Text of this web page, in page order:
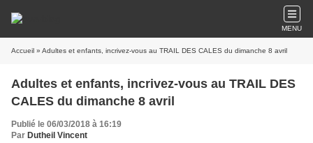
MENU
Accueil » Adultes et enfants, incrivez-vous au TRAIL DES CALES du dimanche 8 avril
Adultes et enfants, incrivez-vous au TRAIL DES
CALES du dimanche 8 avril
Publié le 06/03/2018 à 16:19
Par Dutheil Vincent